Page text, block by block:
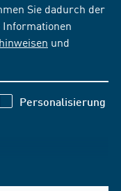
Sie dadurch der
Informationen
und
Personalisierung